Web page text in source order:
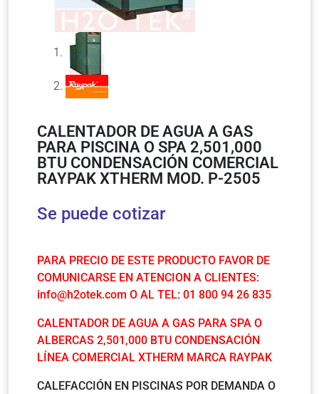
CALENTADOR DE AGUA A GAS
PARA PISCINA O SPA 2,501,000
BTU CONDENSACIÓN COMERCIAL
RAYPAK XTHERM MOD. P-2505
Se puede cotizar
PARA PRECIO DE ESTE PRODUCTO FAVOR DE
COMUNICARSE EN ATENCION A CLIENTES:
info@h2otek.com O AL TEL: 01 800 94 26 835
CALENTADOR DE AGUA A GAS PARA SPA O
ALBERCAS 2,501,000 BTU CONDENSACIÓN
LÍNEA COMERCIAL XTHERM MARCA RAYPAK
CALEFACCIÓN EN PISCINAS POR DEMANDA O